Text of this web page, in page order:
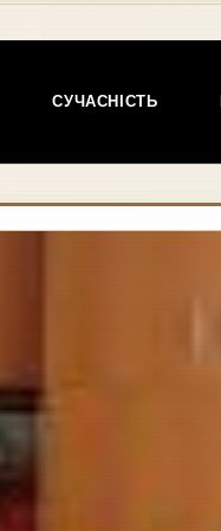
СУЧАСНІСТЬ